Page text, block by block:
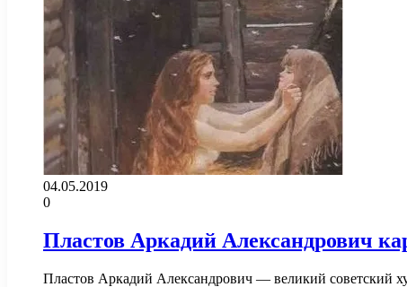
04.05.2019
0
Пластов Аркадий Александрович
Пластов Аркадий Александрович — великий советский